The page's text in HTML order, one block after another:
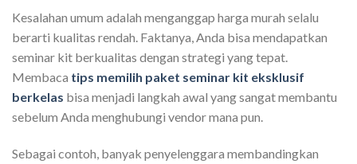
Kesalahan umum adalah menganggap harga murah selalu
berarti kualitas rendah. Faktanya, Anda bisa mendapatkan
seminar kit berkualitas dengan strategi yang tepat.
Membaca tips memilih paket seminar kit eksklusif
berkelas bisa menjadi langkah awal yang sangat membantu
sebelum Anda menghubungi vendor mana pun.
Sebagai contoh, banyak penyelenggara membandingkan